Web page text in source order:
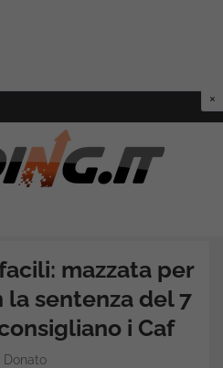
mazzata per
sentenza del 7
i Caf
Donato